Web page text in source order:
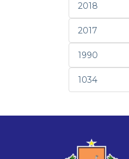
2018
2017
1990
1034